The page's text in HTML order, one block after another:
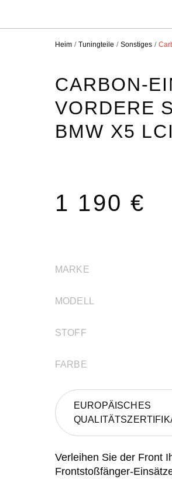
Heim Tuningteile Sonstiges
CARBON-
VORDERE
MW X5 LCI
1 190 €
MARKE
MODELL
STOFF
FARBE
EUROPÄISCHES
Verleihen Sie der Front
Frontstoßfänger-